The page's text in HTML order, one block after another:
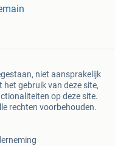
niet aansprakelijk
gebruik van deze site,
op deze site.
rechten voorbehouden.